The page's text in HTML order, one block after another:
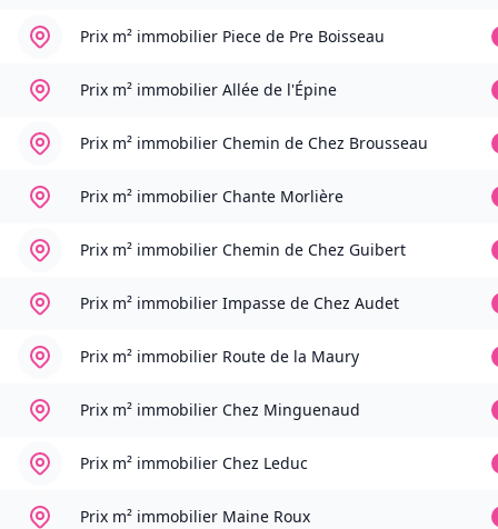
Prix m² immobilier Piece de Pre Boisseau
Prix m² immobilier Allée de l'Épine
Prix m² immobilier Chemin de Chez Brousseau
Prix m² immobilier Chante Morlière
Prix m² immobilier Chemin de Chez Guibert
Prix m² immobilier Impasse de Chez Audet
Prix m² immobilier Route de la Maury
Prix m² immobilier Chez Minguenaud
Prix m² immobilier Chez Leduc
Prix m² immobilier Maine Roux